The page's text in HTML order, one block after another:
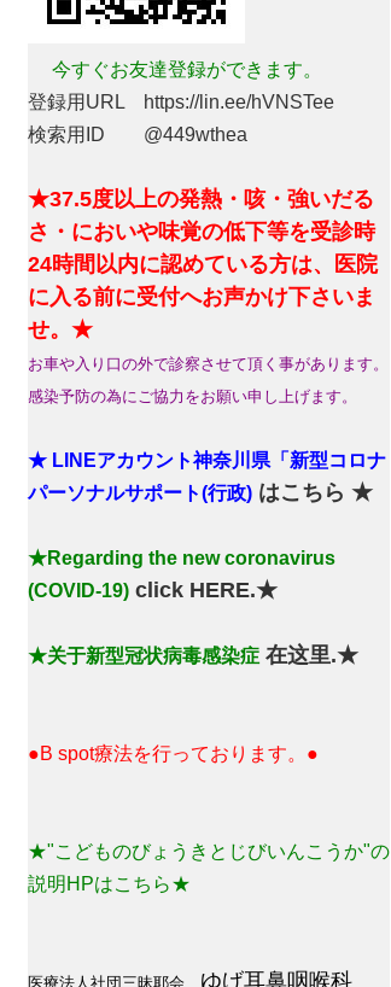
今すぐお友達登録ができます。
登録用URL https://lin.ee/hVNSTee
検索用ID @449wthea
★37.5度以上の発熱・咳・強いだる
さ・においや味覚の低下等を受診時
24時間以内に認めている方は、医院
に入る前に受付へお声かけ下さいま
せ。★
お車や入り口の外で診察させて頂く事があります。
感染予防の為にご協力をお願い申し上げます。
★ LINEアカウント神奈川県「新型コロナ
パーソナルサポート(行政) はこちら ★
★Regarding the new coronavirus
(COVID-19) click HERE.★
★关于新型冠状病毒感染症 在这里.★
●B spot療法を行っております。●
★"こどものびょうきとじびいんこうか"の
説明HPはこちら★
医療法人社団三昧耶会 ゆげ耳鼻咽喉科